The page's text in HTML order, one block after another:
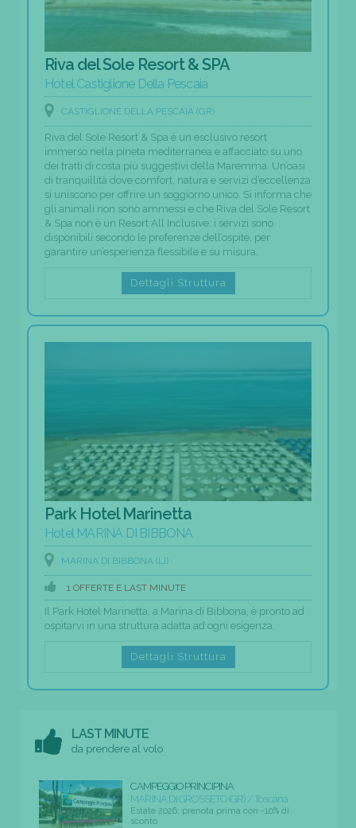
Riva del Sole Resort & SPA
Hotel Castiglione Della Pescaia
CASTIGLIONE DELLA PESCAIA (GR)
Riva del Sole Resort & Spa è un esclusivo resort
immerso nella pineta mediterranea e affacciato su uno
dei tratti di costa più suggestivi della Maremma. Un’oasi
di tranquillità dove comfort, natura e servizi d’eccellenza
si uniscono per offrire un soggiorno unico. Si informa che
gli animali non sono ammessi e che Riva del Sole Resort
& Spa non è un Resort All Inclusive: i servizi sono
disponibili secondo le preferenze dell’ospite, per
garantire un’esperienza flessibile e su misura.
Dettagli Struttura
Park Hotel Marinetta
Hotel MARINA DI BIBBONA
MARINA DI BIBBONA (LI)
1 OFFERTE E LAST MINUTE
Il Park Hotel Marinetta, a Marina di Bibbona, è pronto ad
ospitarvi in una struttura adatta ad ogni esigenza.
Dettagli Struttura
LAST MINUTE
da prendere al volo
CAMPEGGIO PRINCIPINA
MARINA DI GROSSETO (GR) / Toscana
Estate 2026: prenota prima con -10% di
sconto